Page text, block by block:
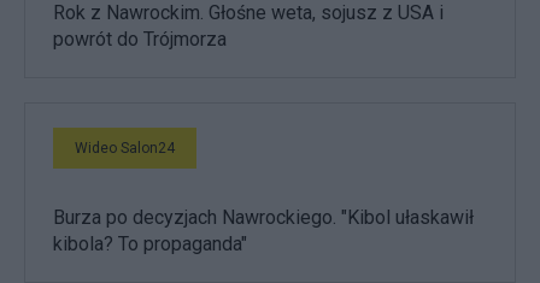
Rok z Nawrockim. Głośne weta, sojusz z USA i
powrót do Trójmorza
Wideo Salon24
Burza po decyzjach Nawrockiego. "Kibol ułaskawił
kibola? To propaganda"